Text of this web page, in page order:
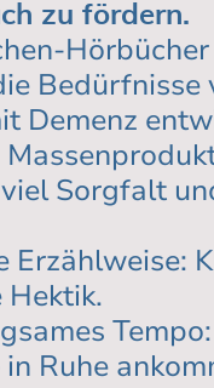
zu fördern.
Bedürfnisse
Demenz
Sorgfalt
Erzählweise:
Hektik.
Ruhe